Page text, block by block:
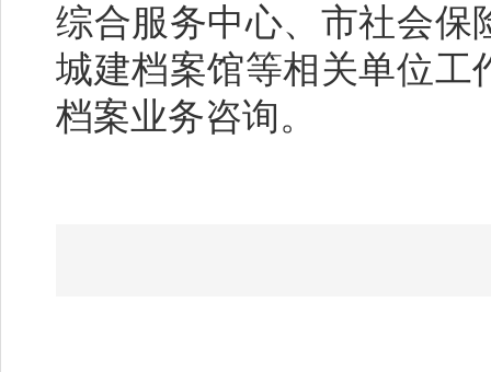
综合服务中心、市社会保
城建档案馆等相关单位工
档案业务咨询。